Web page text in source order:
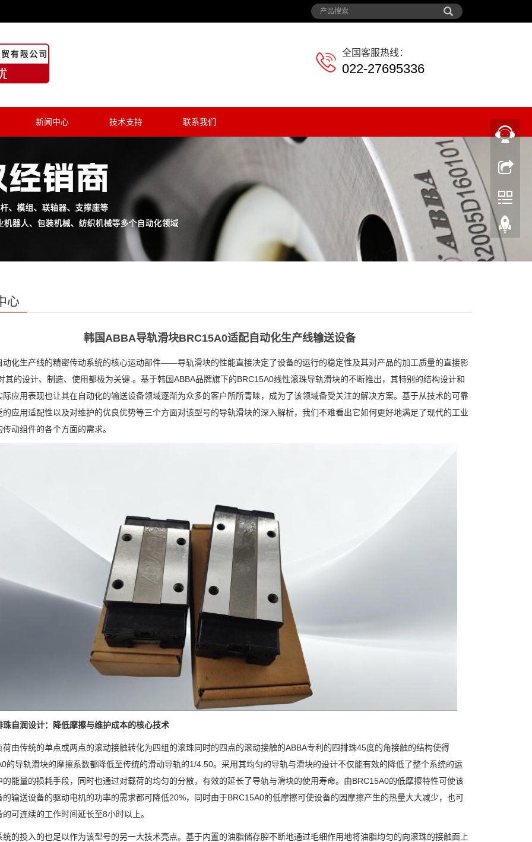
全国客服热线：
022-27695336
新闻中心 技术支持 联系我们
心
韩国ABBA导轨滑块BRC15A0适配自动化生产线输送设备
动化生产线的精密传动系统的核心运动部件——导轨滑块的性能直接决定了设备的运行的稳定性及其对产品的加工质量的直接影
其的设计、制造、使用都极为关键.。基于韩国ABBA品牌旗下的BRC15A0线性滚珠导轨滑块的不断推出，其特别的结构设计和
际应用表现也让其在自动化的输送设备领域逐渐为众多的客户所所青睐，成为了该领域备受关注的解决方案。基于从技术的可靠
的应用适配性以及对维护的优良优势等三个方面对该型号的导轨滑块的深入解析，我们不难看出它如何更好地满足了现代的工业
动组件的各个方面的需求。
珠自润设计：降低摩擦与维护成本的核心技术
荷由传统的单点或两点的滚动接触转化为四组的滚珠同时的四点的滚动接触的ABBA专利的四排珠45度的角接触的结构使得
的导轨滑块的摩擦系数都降低至传统的滑动导轨的1/4.50。采用其均匀的导轨与滑块的设计不仅能有效的降低了整个系统的运
的能量的损耗手段，同时也通过对载荷的均匀的分散，有效的延长了导轨与滑块的使用寿命。由BRC15A0的低摩擦特性可使该
的输送设备的驱动电机的功率的需求都可降低20%，同时由于BRC15A0的低摩擦可使设备的因摩擦产生的热量大大减少，也可
可连续的工作时间延长至8小时以上。
统的投入的也足以作为该型号的另一大技术亮点。基于内置的油脂储存腔不断地通过毛细作用地将油脂均匀的向滚珠的接触面上